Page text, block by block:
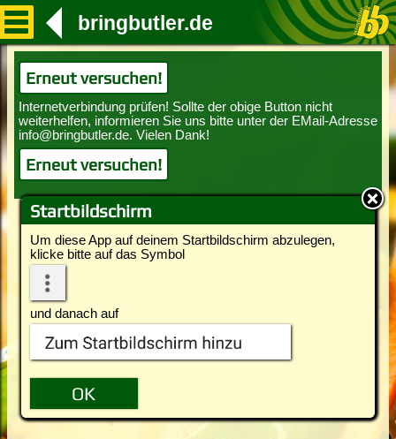
Startbildschirm
Um diese App auf deinem Startbildschirm abzulegen,
klicke bitte auf das Symbol
und danach auf
bringbutler.de
Erneut versuchen!
Erneut versuchen!